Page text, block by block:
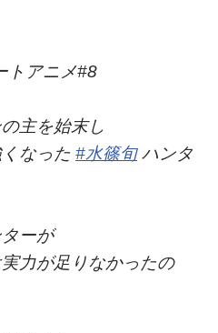
トアニメ#8
主を始末し
なった #水篠旬ハンタ
ーが
力が足りなかったの